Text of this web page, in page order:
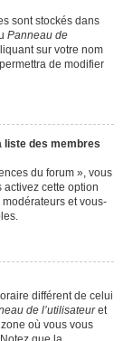
sont stockés dans
Panneau de
sur votre nom
de modifier
liste des membres
du forum », vous
activez cette option
et vous-
différent de celui
de l’utilisateuret
où vous vous